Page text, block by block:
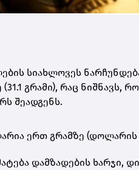
სიახლოვეს
გრამი), რაც ნიშნავს,
შეადგენს.
ერთ გრამზე (დოლარის
დამზადების ხარჯი,